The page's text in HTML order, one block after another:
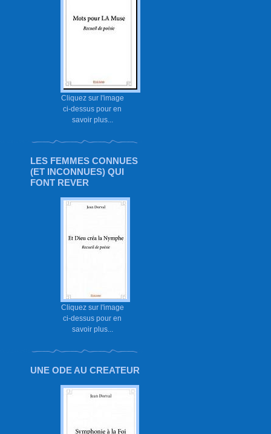
Cliquez sur l'image
ci-dessus pour en
savoir plus...
LES FEMMES CONNUES
(ET INCONNUES) QUI
FONT REVER
Cliquez sur l'image
ci-dessus pour en
savoir plus...
UNE ODE AU CREATEUR